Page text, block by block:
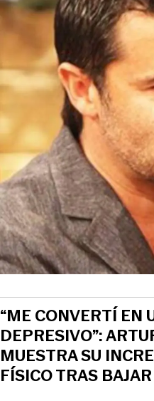
“ME CONVERTÍ EN
DEPRESIVO”:
MUESTRA SU
FÍSICO TRAS